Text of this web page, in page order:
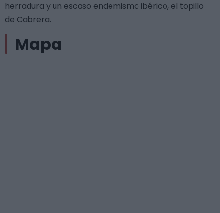
herradura y un escaso endemismo ibérico, el topillo
de Cabrera.
Mapa